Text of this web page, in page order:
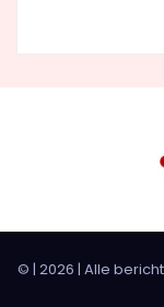
© | 2026 | Alle